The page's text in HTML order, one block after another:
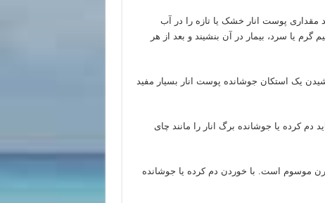
مقداری پوست انار خشک یا تازه را در آب
یا سرد، بیمار در آن بنشیند و بعد از هر
یک استکان جوشانده پوست انار بسیار مفید
کرده یا جوشانده برگ انار را مانند چای
موسوم است. با خوردن دم کرده یا جوشانده